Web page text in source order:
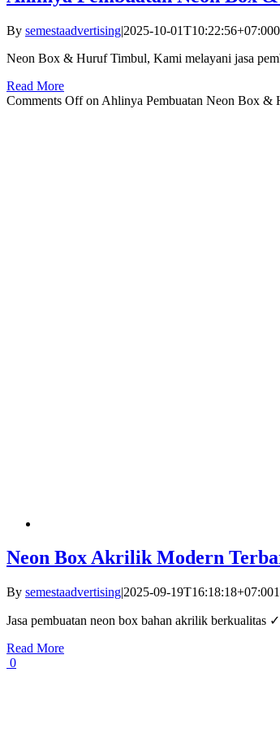
By semestaadvertising|2025-10-01T10:22:56+07:00
Neon Box & Huruf Timbul, Kami melayani jasa
Read More
Comments Offon Ahlinya Pembuatan Neon Box &
Neon Box Akrilik Modern
By semestaadvertising|2025-09-19T16:18:18+07:00
Jasa pembuatan neon box bahan akrilik
Read More
0